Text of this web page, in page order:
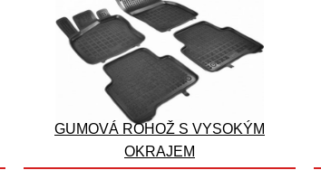
GUMOVÁ ROHOŽ S VYSOKÝM
OKRAJEM